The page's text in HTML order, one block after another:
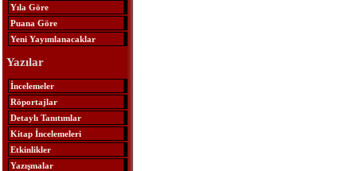
Yıla Göre
Puana Göre
Yeni Yayımlanacaklar
Yazılar
İncelemeler
Röportajlar
Detaylı Tanıtımlar
Kitap İncelemeleri
Etkinlikler
Yazışmalar